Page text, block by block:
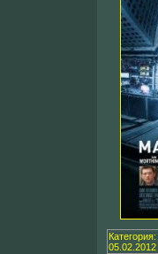
Категория:
05.02.2012